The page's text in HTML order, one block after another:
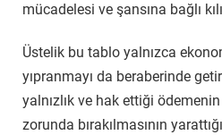
mücadelesi ve şansına bağlı
Üstelik bu tablo yalnızca
yıpranmayı da beraberinde
yalnızlık ve hak ettiği
zorunda bırakılmasının